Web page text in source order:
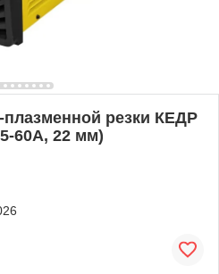
резки КЕДР
60А, 22 мм)